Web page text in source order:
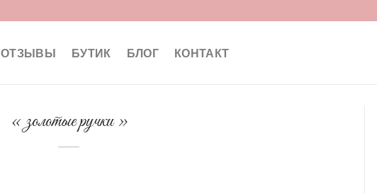
ОТЗЫВЫ БУТИК БЛОГ КОНТАКТ
« золотые ручки »